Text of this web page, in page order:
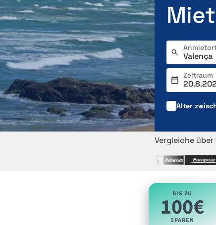
Zeitraum
Alter
Vergleiche über
BIS ZU
100€
SPAREN